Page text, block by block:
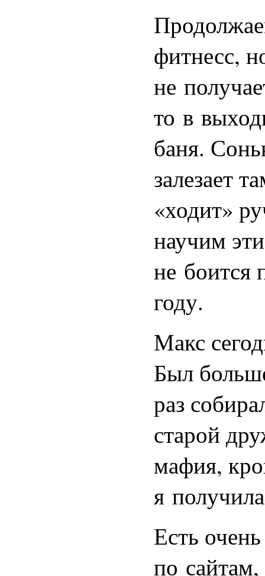
фитнесс,
не
то в
баня.
залезает
«ходит»
научим
не боится
году.
Макс
Был
раз
старой
мафия,
я
Есть
по